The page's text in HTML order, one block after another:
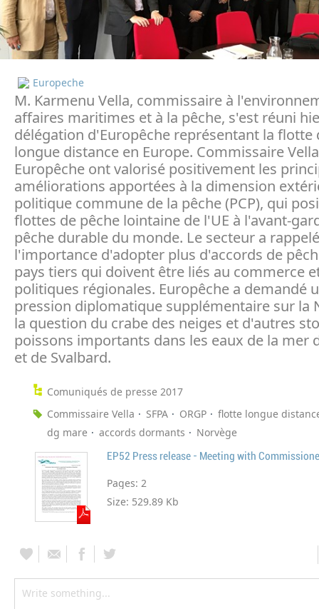
Europeche
M. Karmenu Vella, commissaire à
affaires maritimes et à la pêche, s'est réuni
délégation d'Europêche représentant la flotte
longue distance en Europe. Commissaire
Europêche ont valorisé positivement les
améliorations apportées à la dimension
politique commune de la pêche (PCP), qui
flottes de pêche lointaine de l'UE à l'avant-
pêche durable du monde. Le secteur a rappelé
l'importance d'adopter plus d'accords de
pays tiers qui doivent être liés au commerce
politiques régionales. Europêche a demandé
pression diplomatique supplémentaire sur la
la question du crabe des neiges et d'autres
poissons importants dans les eaux de la mer
et de Svalbard.
Comuniqués de presse 2017
Commissaire Vella
SFPA ORGP
flotte longue
dg mare
accords dormants Norvège
Pages: 2
Size: 529.89 Kb